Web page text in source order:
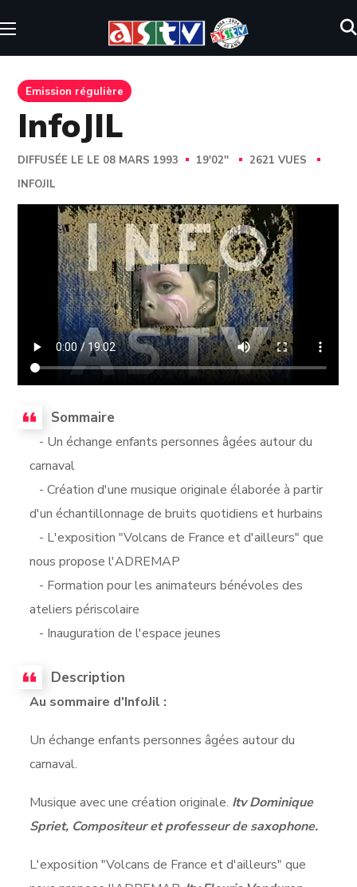
Emission régulière
InfoJIL
DIFFUSÉE LE LE 08 MARS 1993 19'02''
2621 VUES
INFOJIL
Sommaire
- Un échange enfants personnes âgées autour du
carnaval
- Création d'une musique originale élaborée à partir
d'un échantillonnage de bruits quotidiens et hurbains
- L'exposition "Volcans de France et d'ailleurs" que
nous propose l'ADREMAP
- Formation pour les animateurs bénévoles des
ateliers périscolaire
- Inauguration de l'espace jeunes
Description
Au sommaire d'InfoJil :
Un échange enfants personnes âgées autour du
carnaval.
Musique avec une création originale. Itv Dominique
Spriet, Compositeur et professeur de saxophone.
L'exposition "Volcans de France et d'ailleurs" que